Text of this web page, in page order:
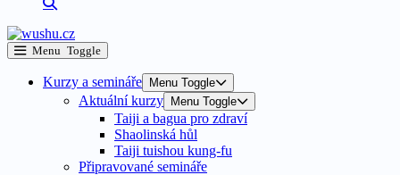
Menu Toggle
Kurzy a semináře Menu Toggle
Aktuální kurzy Menu Toggle
Taiji a bagua pro zdraví
Shaolinská hůl
Taiji tuishou kung-fu
Připravované semináře